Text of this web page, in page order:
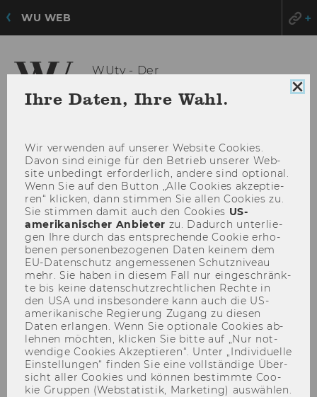
WU WEB
WUtv - Der
Ihre Daten, Ihre Wahl.
Wir ver­wen­den auf un­se­rer Web­site Coo­kies.
Davon sind ei­ni­ge für den Be­trieb un­se­rer Web­
site un­be­dingt er­for­der­lich, an­de­re sind op­tio­nal.
Wenn Sie auf den But­ton „Alle Coo­kies ak­zep­tie­
ren“ kli­cken, dann stim­men Sie allen Coo­kies zu.
Sie stim­men damit auch den Coo­kies US-​
amerikanischer An­bie­ter zu. Da­durch un­ter­lie­
gen Ihre durch das ent­spre­chen­de Coo­kie er­ho­
be­nen per­so­nen­be­zo­ge­nen Daten kei­nem dem
EU-​Datenschutz an­ge­mes­se­nen Schutz­ni­veau
mehr. Sie haben in die­sem Fall nur ein­ge­schränk­
te bis keine da­ten­schutz­recht­li­chen Rech­te in
den USA und ins­be­son­de­re kann auch die US-​
amerikanische Re­gie­rung Zu­gang zu die­sen
Daten er­lan­gen. Wenn Sie op­tio­na­le Coo­kies ab­
leh­nen möch­ten, kli­cken Sie bitte auf „Nur not­
wen­di­ge Coo­kies Ak­zep­tie­ren“. Unter „In­di­vi­du­el­le
Ein­stel­lun­gen“ fin­den Sie eine voll­stän­di­ge Über­
sicht aller Coo­kies und kön­nen be­stimm­te Coo­
kie Grup­pen (Web­sta­tis­tik, Mar­ke­ting) aus­wäh­len.